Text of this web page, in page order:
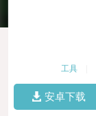
工具
安卓下载